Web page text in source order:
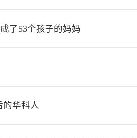
了53个孩子的妈妈
的华科人